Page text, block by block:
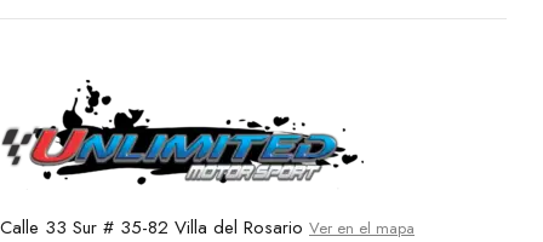
7 de abril de 2021
Calle 33 Sur # 35-82 Villa del Rosario Ver en el mapa